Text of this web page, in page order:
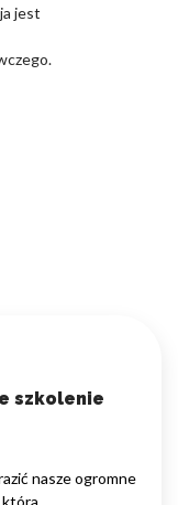
jest
szkolenie
nasze ogromne